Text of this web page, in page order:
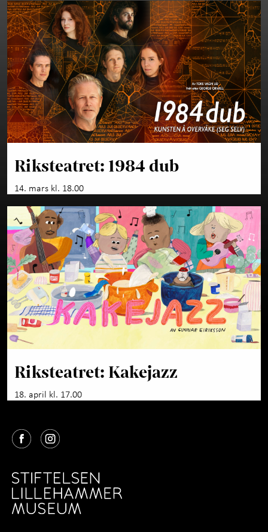
Riksteatret: 1984 dub
14. mars kl. 18.00
Riksteatret: Kakejazz
18. april kl. 17.00